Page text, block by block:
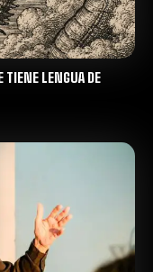
TIENE LENGUA DE